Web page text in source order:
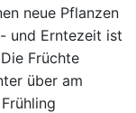
neue Pflanzen
und Erntezeit ist
Früchte
über am